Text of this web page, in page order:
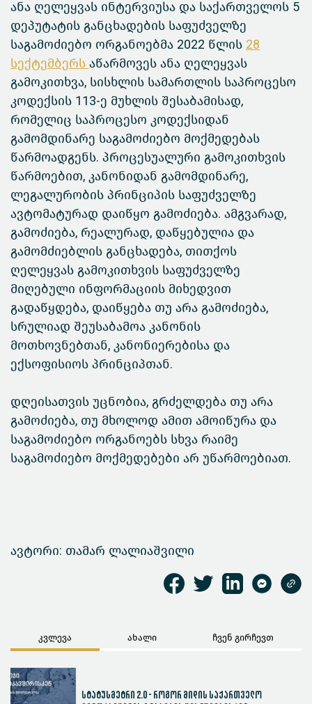
ანა ღელეყვას ინტერვიუსა და საქართველოს 5
დეპუტატის განცხადების საფუძველზე
საგამოძიებო ორგანოებმა 2022 წლის 28
სექტემბერს აწარმოვეს ანა ღელეყვას
გამოკითხვა, სისხლის სამართლის საპროცესო
კოდექსის 113-ე მუხლის შესაბამისად,
რომელიც საპროცესო კოდექსიდან
გამომდინარე საგამოძიებო მოქმედებას
წარმოადგენს. პროცესუალური გამოკითხვის
წარმოებით, კანონიდან გამომდინარე,
ლეგალურობის პრინციპის საფუძველზე
ავტომატურად დაიწყო გამოძიება. ამგვარად,
გამოძიება, რეალურად, დაწყებულია და
გამომძიებლის განცხადება, თითქოს
ღელეყვას გამოკითხვის საფუძველზე
მიღებული ინფორმაციის მიხედვით
გადაწყდება, დაიწყება თუ არა გამოძიება,
სრულიად შეუსაბამოა კანონის
მოთხოვნებთან, კანონიერებისა და
ექსოფისიოს პრინციპთან.
დღეისათვის უცნობია, გრძელდება თუ არა
გამოძიება, თუ მხოლოდ ამით ამოიწურა და
საგამოძიებო ორგანოებს სხვა რაიმე
საგამოძიებო მოქმედებები არ უწარმოებიათ.
ავტორი: თამარ ლალიაშვილი
კვლევა ახალი ჩვენ გირჩევთ
სტატუსმეტრი 2.0 - როგორ მიდის საქართველო